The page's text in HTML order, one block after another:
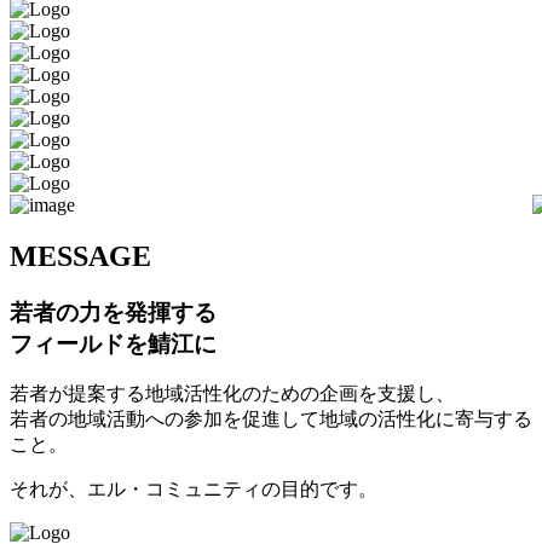
MESSAGE
若者の力を発揮する
フィールドを鯖江に
若者が提案する地域活性化のための企画を支援し、
若者の地域活動への参加を促進して地域の活性化に寄与する
こと。
それが、エル・コミュニティの目的です。